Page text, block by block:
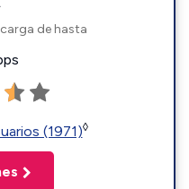
de hasta
(1971)◊